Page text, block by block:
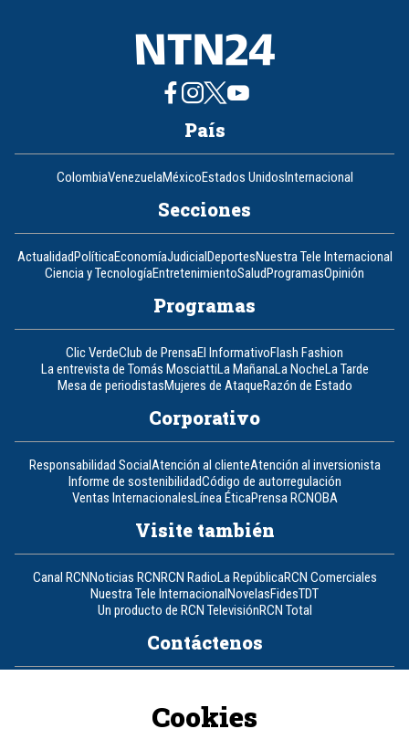
País
ColombiaVenezuelaMéxicoEstados UnidosInternacional
Secciones
ActualidadPolíticaEconomíaJudicialDeportesNuestra Tele Internacional
Ciencia y TecnologíaEntretenimientoSaludProgramasOpinión
Programas
Clic VerdeClub de PrensaEl InformativoFlash Fashion
La entrevista de Tomás MosciattiLa MañanaLa NocheLa Tarde
Mesa de periodistasMujeres de AtaqueRazón de Estado
Corporativo
Responsabilidad SocialAtención al clienteAtención al inversionista
Informe de sostenibilidadCódigo de autorregulación
Ventas InternacionalesLínea ÉticaPrensa RCNOBA
Visite también
Canal RCNNoticias RCNRCN RadioLa RepúblicaRCN Comerciales
Nuestra Tele InternacionalNovelasFidesTDT
Un producto de RCN TelevisiónRCN Total
Contáctenos
Cookies